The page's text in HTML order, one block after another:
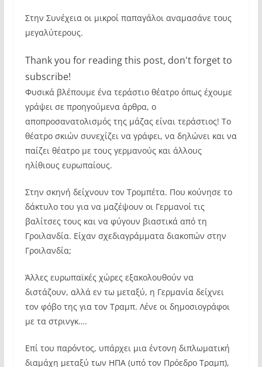
Στην Συνέχεια οι μικροί παπαγάλοι αναμασάνε τους
μεγαλύτερους.
Thank you for reading this post, don't forget to
subscribe!
Φυσικά βλέπουμε ένα τεράστιο θέατρο όπως έχουμε
γράψει σε προηγούμενα άρθρα, ο
αποπροσανατολισμός της μάζας είναι τεράστιος! Το
θέατρο σκιών συνεχίζει να γράφει, να δηλώνει και να
παίζει θέατρο με τους γερμανούς και άλλους
ηλίθιους ευρωπαίους.
Στην σκηνή δείχνουν τον Τρομπέτα. Που κούνησε το
δάκτυλο του για να μαζέψουν οι Γερμανοί τις
βαλίτσες τους και να φύγουν βιαστικά από τη
Γροιλανδία. Είχαν σχεδιαγράμματα διακοπών στην
Γροιλανδία;
Άλλες ευρωπαϊκές χώρες εξακολουθούν να
διστάζουν, αλλά εν τω μεταξύ, η Γερμανία δείχνει
τον φόβο της για τον Τραμπ. Λένε οι δημοσιογράφοι
με τα στρινγκ….
Επί του παρόντος, υπάρχει μια έντονη διπλωματική
διαμάχη μεταξύ των ΗΠΑ (υπό τον Πρόεδρο Τραμπ),